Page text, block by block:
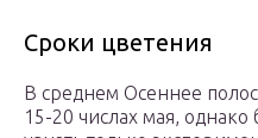
Сроки цветения
В среднем Осеннее
15-20 числах мая,